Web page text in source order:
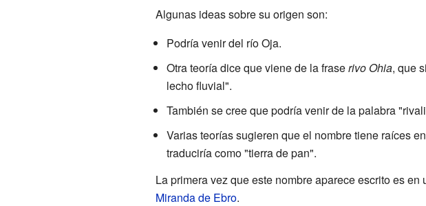
Algunas ideas sobre su origen son:
Podría venir del río Oja.
Otra teoría dice que viene de la fraserivo Ohia, que
lecho fluvial".
También se cree que podría venir de la palabra
Varias teorías sugieren que el nombre tiene raíces
traduciría como "tierra de pan".
La primera vez que este nombre aparece escrito es en
Miranda de Ebro.